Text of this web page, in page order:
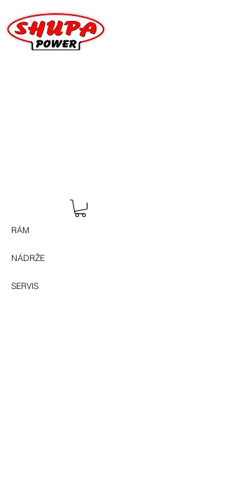
RÁM
NÁDRŽE
SERVIS